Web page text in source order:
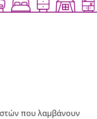
που λαμβάνουν